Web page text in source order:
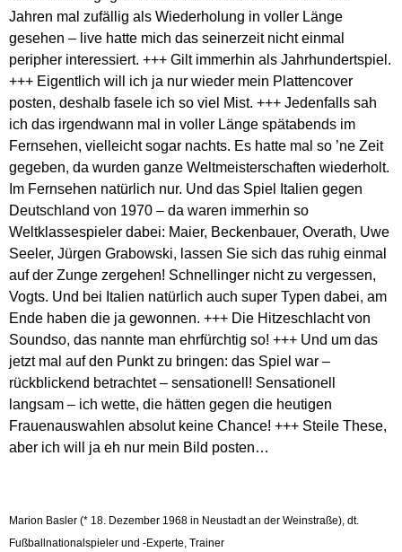
Jahren mal zufällig als Wiederholung in voller Länge
gesehen – live hatte mich das seinerzeit nicht einmal
peripher interessiert. +++ Gilt immerhin als Jahrhundertspiel.
+++ Eigentlich will ich ja nur wieder mein Plattencover
posten, deshalb fasele ich so viel Mist. +++ Jedenfalls sah
ich das irgendwann mal in voller Länge spätabends im
Fernsehen, vielleicht sogar nachts. Es hatte mal so ’ne Zeit
gegeben, da wurden ganze Weltmeisterschaften wiederholt.
Im Fernsehen natürlich nur. Und das Spiel Italien gegen
Deutschland von 1970 – da waren immerhin so
Weltklassespieler dabei: Maier, Beckenbauer, Overath, Uwe
Seeler, Jürgen Grabowski, lassen Sie sich das ruhig einmal
auf der Zunge zergehen! Schnellinger nicht zu vergessen,
Vogts. Und bei Italien natürlich auch super Typen dabei, am
Ende haben die ja gewonnen. +++ Die Hitzeschlacht von
Soundso, das nannte man ehrfürchtig so! +++ Und um das
jetzt mal auf den Punkt zu bringen: das Spiel war –
rückblickend betrachtet – sensationell! Sensationell
langsam – ich wette, die hätten gegen die heutigen
Frauenauswahlen absolut keine Chance! +++ Steile These,
aber ich will ja eh nur mein Bild posten…
Marion Basler (* 18. Dezember 1968 in Neustadt an der Weinstraße), dt.
Fußballnationalspieler und -Experte, Trainer